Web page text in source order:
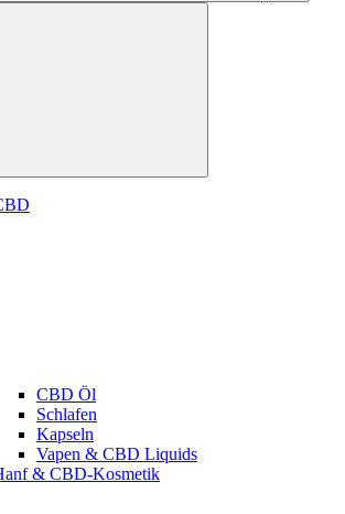
CBD Öl
Schlafen
Kapseln
Vapen & CBD Liquids
& CBD-Kosmetik